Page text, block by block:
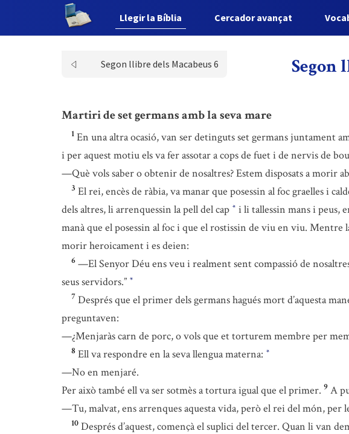
Llegir la Bíblia Cercador avançat
Segon llibre dels Macabeus 6 Segon
Martiri de set germans amb la seva mare
1 En una altra ocasió, van ser detinguts set germans juntament
i per aquest motiu els va fer assotar a cops de fuet i de nervis de
—Què vols saber o obtenir de nosaltres? Estem disposats a morir
3 El rei, encès de ràbia, va manar que posessin al foc graelles i
dels altres, li arrenquessin la pell del cap * i li tallessin mans i peus,
manà que el posessin al foc i que el rostissin de viu en viu. Mentre
morir heroicament i es deien:
6 —El Senyor Déu ens veu i realment sent compassió de
seus servidors.” *
7 Després que el primer dels germans hagués mort d’aquesta
preguntaven:
—¿Menjaràs carn de porc, o vols que et torturem membre per
8 Ell va respondre en la seva llengua materna: *
—No en menjaré.
Per això també ell va ser sotmès a tortura igual que el primer. 9 A
—Tu, malvat, ens arrenques aquesta vida, però el rei del món, per
10 Després d’aquest, començà el suplici del tercer. Quan li van